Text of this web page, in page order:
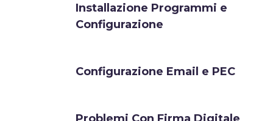
Installazione Programmi e
Configurazione
Configurazione Email e PEC